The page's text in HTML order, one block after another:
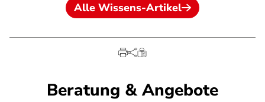
Alle Wissens-Artikel
Beratung & Angebote